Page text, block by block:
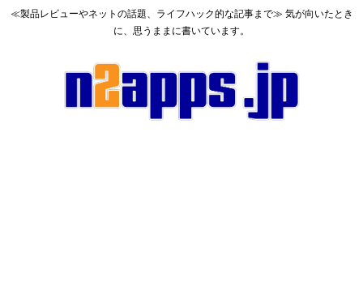
≪製品レビューやネットの話題、ライフハック的な記事まで≫ 気が向いたとき
に、思うままに書いています。